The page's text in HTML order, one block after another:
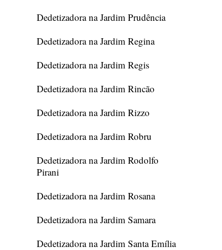
Dedetizadora na Jardim Prudência
Dedetizadora na Jardim Regina
Dedetizadora na Jardim Regis
Dedetizadora na Jardim Rincão
Dedetizadora na Jardim Rizzo
Dedetizadora na Jardim Robru
Dedetizadora na Jardim Rodolfo
Pirani
Dedetizadora na Jardim Rosana
Dedetizadora na Jardim Samara
Dedetizadora na Jardim Santa Emília